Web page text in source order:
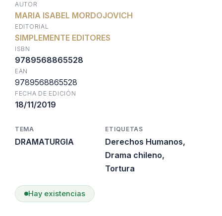
original
era:
$13.000.
actual
AUTOR
MARIA ISABEL MORDOJOVICH
EDITORIAL
SIMPLEMENTE EDITORES
ISBN
9789568865528
EAN
9789568865528
FECHA DE EDICIÓN
18/11/2019
TEMA
DRAMATURGIA
ETIQUETAS
Derechos Humanos,
Drama chileno,
Tortura
Hay existencias